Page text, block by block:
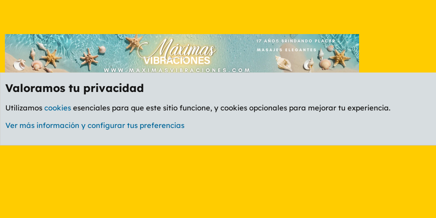
Foros +18
Valoramos tu privacidad
Utilizamos cookies esenciales para que este sitio funcione, y cookies opcionales para mejorar tu experiencia.
Ver más información y configurar tus preferencias